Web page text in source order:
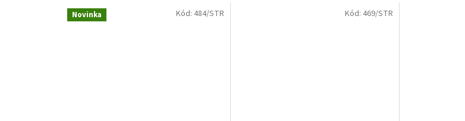
Novinka Kód: 484/STR Kód: 469/STR